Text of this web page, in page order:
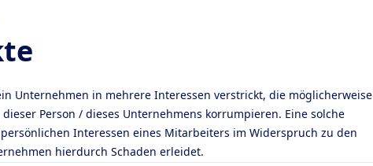
Unternehmen in mehrere Interessen verstrickt, die möglicherweise
Person / dieses Unternehmens korrumpieren. Eine solche
Interessen eines Mitarbeiters im Widerspruch zu den
hierdurch Schaden erleidet.